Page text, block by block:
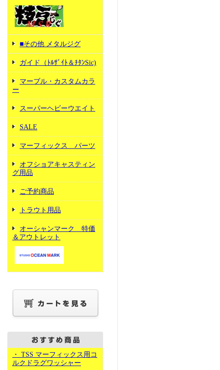
■その他 メタルジグ
ガイド（ﾄﾙｻﾞｲﾄ＆ﾁﾀﾝSic)
マーブル・カスタムカラ
ー
スーパーヘビーウエイト
SALE
マーフィックス パーツ
オフショアキャスティン
グ用品
ご予約商品
トラウト用品
オーシャンマーク 特価
＆アウトレット
・ TSS マーフィックス用コ
ルクドラグワッシャー